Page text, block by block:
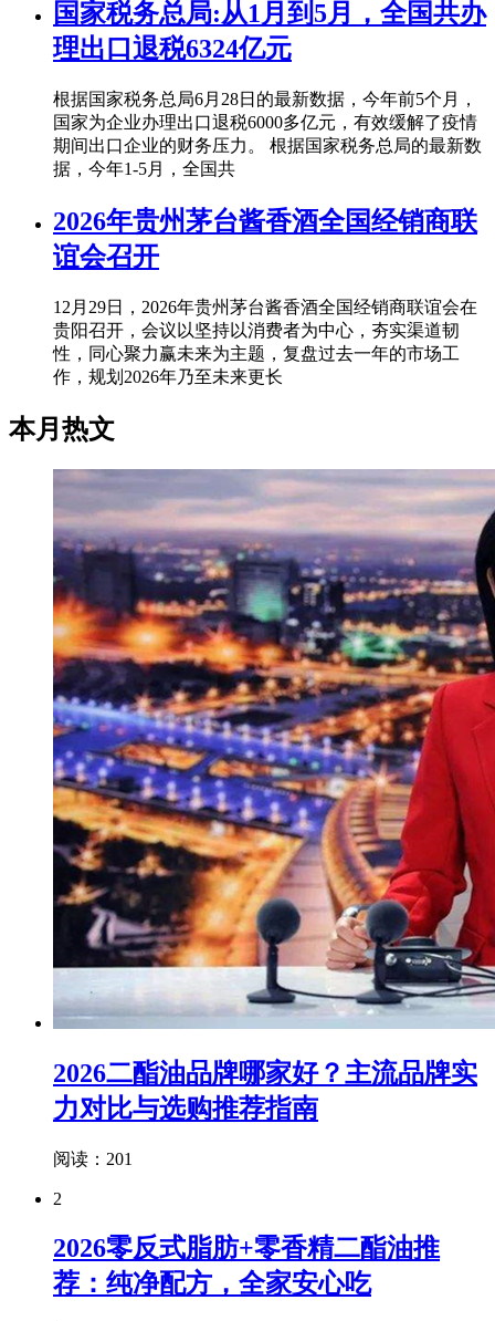
国家税务总局:从1月到5月，全国共办
理出口退税6324亿元
根据国家税务总局6月28日的最新数据，今年前5个月，
国家为企业办理出口退税6000多亿元，有效缓解了疫情
期间出口企业的财务压力。 根据国家税务总局的最新数
据，今年1-5月，全国共
2026年贵州茅台酱香酒全国经销商联
谊会召开
12月29日，2026年贵州茅台酱香酒全国经销商联谊会在
贵阳召开，会议以坚持以消费者为中心，夯实渠道韧
性，同心聚力赢未来为主题，复盘过去一年的市场工
作，规划2026年乃至未来更长
本月热文
2026二酯油品牌哪家好？主流品牌实
力对比与选购推荐指南
阅读：201
2
2026零反式脂肪+零香精二酯油推
荐：纯净配方，全家安心吃